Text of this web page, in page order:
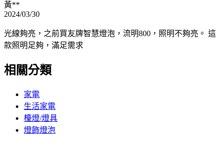
黃**
2024/03/30
光線夠亮，之前買友牌智慧燈泡，流明800，照明不夠亮。 這
款照明足夠，滿足需求
相關分類
家電
生活家電
檯燈/燈具
燈飾燈泡